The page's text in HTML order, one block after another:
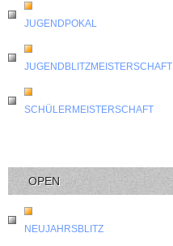
JUGENDPOKAL
JUGENDBLITZMEISTERSCHAFT
SCHÜLERMEISTERSCHAFT
OPEN
NEUJAHRSBLITZ